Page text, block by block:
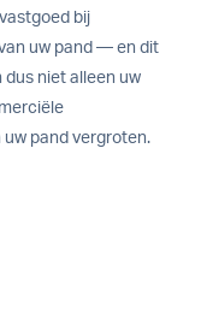
bij
uw pand — en dit
dus niet alleen uw
pand vergroten.